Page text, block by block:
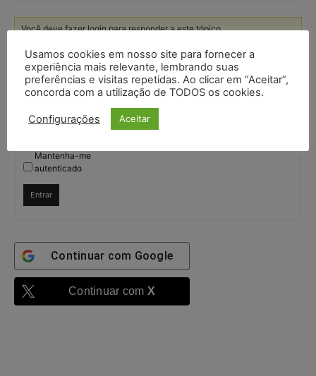
Você deve fazer login para responder a este tópico.
Nome de usuário:
Mantenha-me
autenticado
Entrar
Continuar com Google
Continuar com X
Usamos cookies em nosso site para fornecer a
experiência mais relevante, lembrando suas
preferências e visitas repetidas. Ao clicar em “Aceitar”,
concorda com a utilização de TODOS os cookies.
Configurações Aceitar